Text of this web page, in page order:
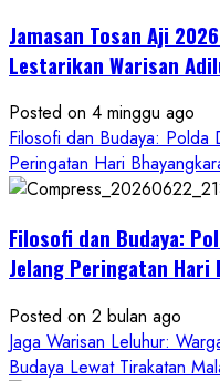
Hayuning
Bawono
Jamasan Tosan Aji
Lestarikan Warisan
Posted on 4 minggu ago
Filosofi dan Budaya: Polda
Peringatan Hari
Filosofi dan Budaya:
Jelang Peringatan Hari
Posted on 2 bulan ago
Jaga Warisan Leluhur:
Budaya Lewat Tirakatan